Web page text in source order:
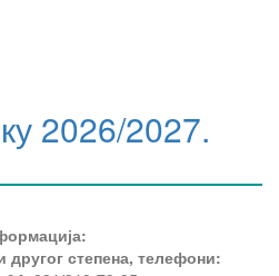
2026/2027.
другог степена, телефони: